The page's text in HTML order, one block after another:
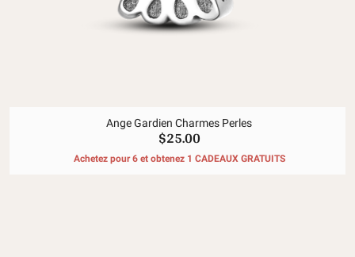
Ange Gardien Charmes Perles
$25.00
Achetez pour 6 et obtenez 1 CADEAUX GRATUITS